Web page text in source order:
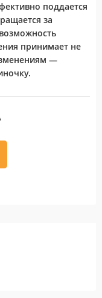
поддается
за
принимает не
—